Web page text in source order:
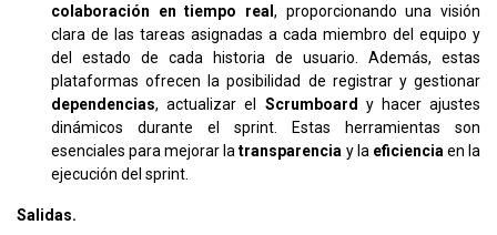
colaboración en tiempo real , proporcionando una visión
clara de las tareas asignadas a cada miembro del equipo y
del estado de cada historia de usuario. Además, estas
plataformas ofrecen la posibilidad de registrar y gestionar
dependencias, actualizar el Scrumboard
y hacer ajustes
dinámicos durante el sprint. Estas herramientas son
esenciales para mejorar latransparencia y la eficiencia en la
ejecución del sprint.
Salidas.